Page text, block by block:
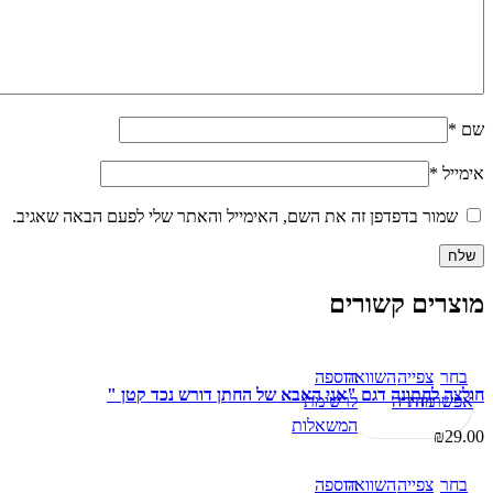
שם *
אימייל *
שמור בדפדפן זה את השם, האימייל והאתר שלי לפעם הבאה שאגיב.
מוצרים קשורים
בחר
אפשרויות
זה
צפייה
מהירה
השוואההוספה
לרשימת
המשאלות
חולצה לחתונה דגם "אני האבא של החתן דורש נכד קטן "
₪29.00
בחר צפייההשוואההוספה